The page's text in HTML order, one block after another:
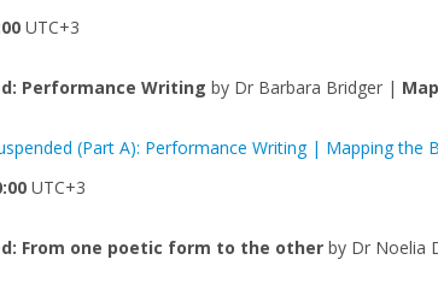
UTC+3
Performance Writing by Dr Barbara Bridger |
(Part A): Performance Writing | Mapping the
UTC+3
From one poetic form to the other by Dr Noelia